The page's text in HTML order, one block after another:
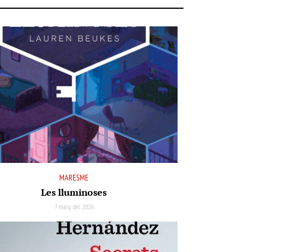
MARESME
Les lluminoses
7 maig del 2026